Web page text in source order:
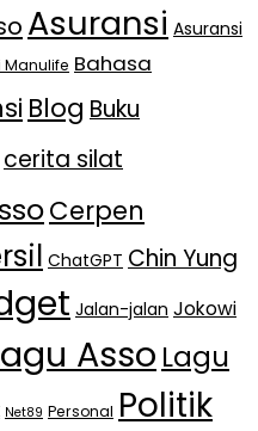
Asuransi Asuransi
Manulife Bahasa
Blog Buku
cerita silat
Cerpen
ChatGPT Chin Yung
Jalan-jalan Jokowi
Asso Lagu
Net89 Personal Politik